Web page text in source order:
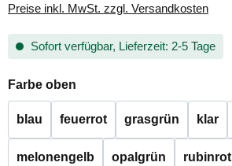
Preise inkl. MwSt. zzgl. Versandkosten
Sofort verfügbar, Lieferzeit: 2-5 Tage
Farbe oben
blau feuerrot grasgrün klar
melonengelb opalgrün rubinrot